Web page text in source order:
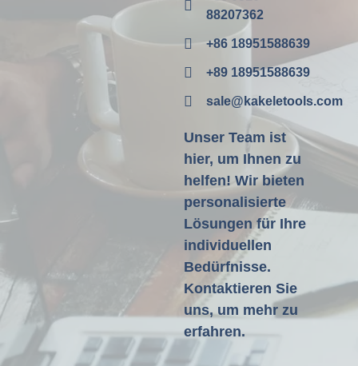
88207362
+86 18951588639
+89 18951588639
sale@kakeletools.com
Unser Team ist
hier, um Ihnen zu
helfen! Wir bieten
personalisierte
Lösungen für Ihre
individuellen
Bedürfnisse.
Kontaktieren Sie
uns, um mehr zu
erfahren.